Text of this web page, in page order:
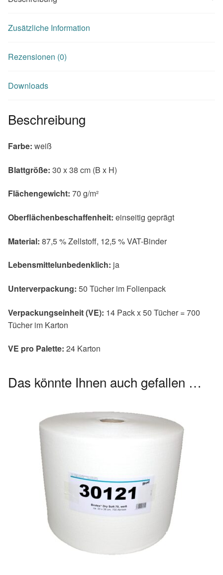
Zusätzliche Information
Rezensionen (0)
Downloads
Beschreibung
Farbe: weiß
Blattgröße: 30 x 38 cm (B x H)
Flächengewicht: 70 g/m²
Oberflächenbeschaffenheit: einseitig geprägt
Material: 87,5 % Zellstoff, 12,5 % VAT-Binder
Lebensmittelunbedenklich: ja
Unterverpackung: 50 Tücher im Folienpack
Verpackungseinheit (VE): 14 Pack x 50 Tücher = 700
Tücher im Karton
VE pro Palette: 24 Karton
Das könnte Ihnen auch gefallen …